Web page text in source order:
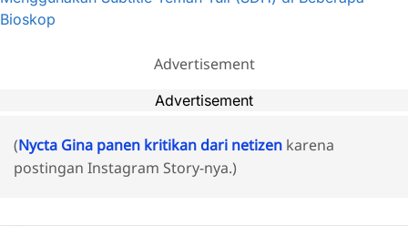
Bioskop
Advertisement
Advertisement
(Nycta Gina panen kritikan dari netizen karena
postingan Instagram Story-nya.)